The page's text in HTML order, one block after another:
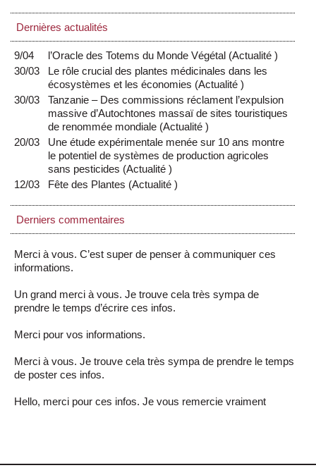
Dernières actualités
9/04 l’Oracle des Totems du Monde Végétal (Actualité)
30/03
Le rôle crucial des plantes médicinales dans les
écosystèmes et les économies (Actualité)
30/03
Tanzanie – Des commissions réclament l’expulsion
massive d’Autochtones massaï de sites touristiques
de renommée mondiale (Actualité)
20/03
Une étude expérimentale menée sur 10 ans montre
le potentiel de systèmes de production agricoles
sans pesticides (Actualité)
12/03
Fête des Plantes (Actualité)
Derniers commentaires
Merci à vous. C’est super de penser à communiquer ces
informations.
Un grand merci à vous. Je trouve cela très sympa de
prendre le temps d’écrire ces infos.
Merci pour vos informations.
Merci à vous. Je trouve cela très sympa de prendre le temps
de poster ces infos.
Hello, merci pour ces infos. Je vous remercie vraiment